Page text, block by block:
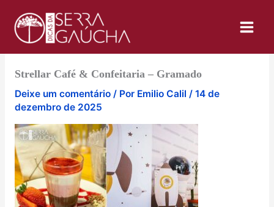
para
conteúdo
Strellar Café & Confeitaria – Gramado
Deixe um comentário / Por Emilio Calil / 14 de
dezembro de 2025